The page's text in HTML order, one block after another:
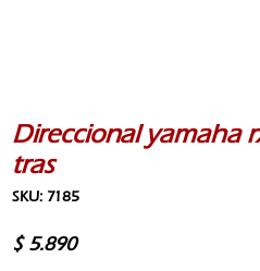
Direccional yamaha
tras
SKU: 7185
$ 5.890Precio